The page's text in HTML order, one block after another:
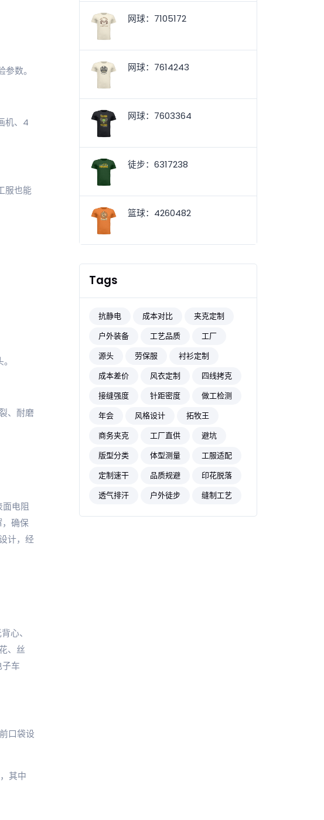
数。
机、4
服也能
、耐磨
电阻
确保
计，经
心、
、丝
车
口袋设
其中
网球：7105172
网球：7614243
网球：7603364
徒步：6317238
篮球：4260482
Tags
抗静电 成本对比
夹克定制
户外装备
工艺品质
工厂
源头
劳保服
衬衫定制
成本差价
风衣定制
四线拷克
接缝强度
针距密度
做工检测
年会
风格设计
拓牧王
商务夹克
工厂直供
避坑
版型分类
体型测量
工服适配
定制速干
品质规避
印花脱落
透气排汗
户外徒步 缝制工艺